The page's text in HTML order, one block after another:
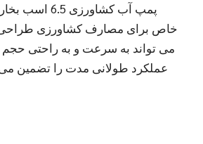
پمپ آب
می تواند به سرعت و به راحتی حجم
عملکرد طولانی مدت را تضمین می